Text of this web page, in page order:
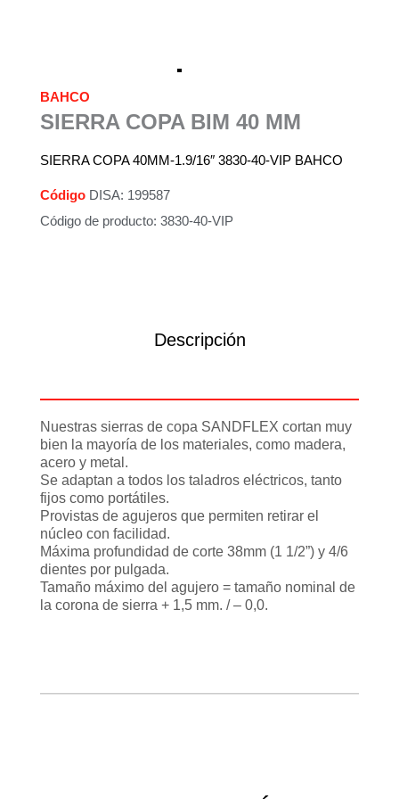
BAHCO
SIERRA COPA BIM 40 MM
SIERRA COPA 40MM-1.9/16″ 3830-40-VIP BAHCO
Código DISA: 199587
Código de producto: 3830-40-VIP
Descripción
Nuestras sierras de copa SANDFLEX cortan muy
bien la mayoría de los materiales, como madera,
acero y metal.
Se adaptan a todos los taladros eléctricos, tanto
fijos como portátiles.
Provistas de agujeros que permiten retirar el
núcleo con facilidad.
Máxima profundidad de corte 38mm (1 1/2”) y 4/6
dientes por pulgada.
Tamaño máximo del agujero = tamaño nominal de
la corona de sierra + 1,5 mm. / – 0,0.